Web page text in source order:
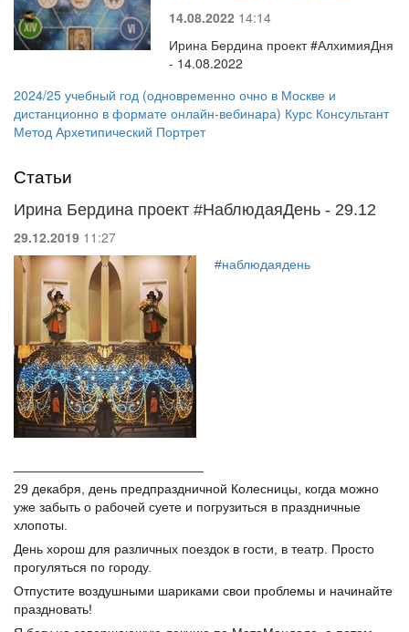
14.08.2022 14:14
Ирина Бердина проект #АлхимияДня
- 14.08.2022
2024/25 учебный год (одновременно очно в Москве и
дистанционно в формате онлайн-вебинара) Курс Консультант
Метод Архетипический Портрет
Статьи
Ирина Бердина проект #НаблюдаяДень - 29.12
29.12.2019 11:27
#наблюдаядень
29 декабря, день предпраздничной Колесницы, когда можно
уже забыть о рабочей суете и погрузиться в праздничные
хлопоты.
День хорош для различных поездок в гости, в театр. Просто
прогуляться по городу.
Отпустите воздушными шариками свои проблемы и начинайте
праздновать!